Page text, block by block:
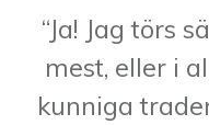
“Ja! Jag törs
mest, eller i
kunniga